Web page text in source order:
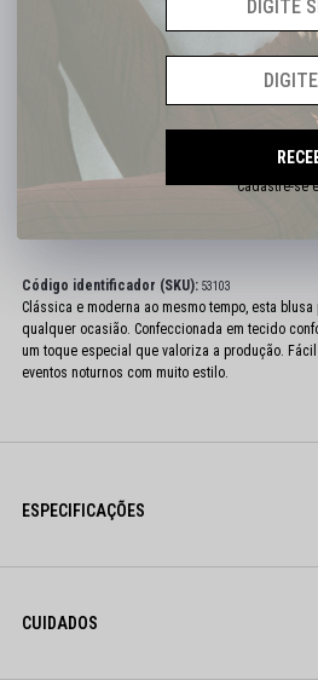
FRETE GRÁTS A PARTIR
Código identificador (SKU):53103
Clássica e moderna ao mesmo tempo, esta
qualquer ocasião. Confeccionada em tecido
um toque especial que valoriza a produção.
eventos noturnos com muito estilo.
ESPECIFICAÇÕES
CUIDADOS
Cadastre-se